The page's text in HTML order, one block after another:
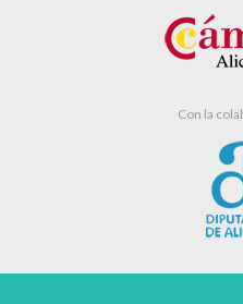
Con la